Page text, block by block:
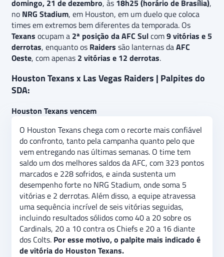
domingo, 21 de dezembro, às 18h25 (horário de Brasília),
no NRG Stadium, em Houston, em um duelo que coloca
times em extremos bem diferentes da temporada. Os
Texans ocupam a 2ª posição da AFC Sulcom9 vitórias e 5
derrotas, enquanto os Raiders são lanternas daAFC
Oeste, com apenas 2 vitórias e 12 derrotas.
Houston Texans x Las Vegas Raiders | Palpites do
SDA:
Houston Texans vencem
O Houston Texans chega com o recorte mais confiável
do confronto, tanto pela campanha quanto pelo que
vem entregando nas últimas semanas. O time tem
saldo um dos melhores saldos da AFC, com 323 pontos
marcados e 228 sofridos, e ainda sustenta um
desempenho forte no NRG Stadium, onde soma 5
vitórias e 2 derrotas. Além disso, a equipe atravessa
uma sequência incrível de seis vitórias seguidas,
incluindo resultados sólidos como 40 a 20 sobre os
Cardinals, 20 a 10 contra os Chiefs e 20 a 16 diante
dos Colts. Por esse motivo, o palpite mais indicado é
de vitória do Houston Texans.